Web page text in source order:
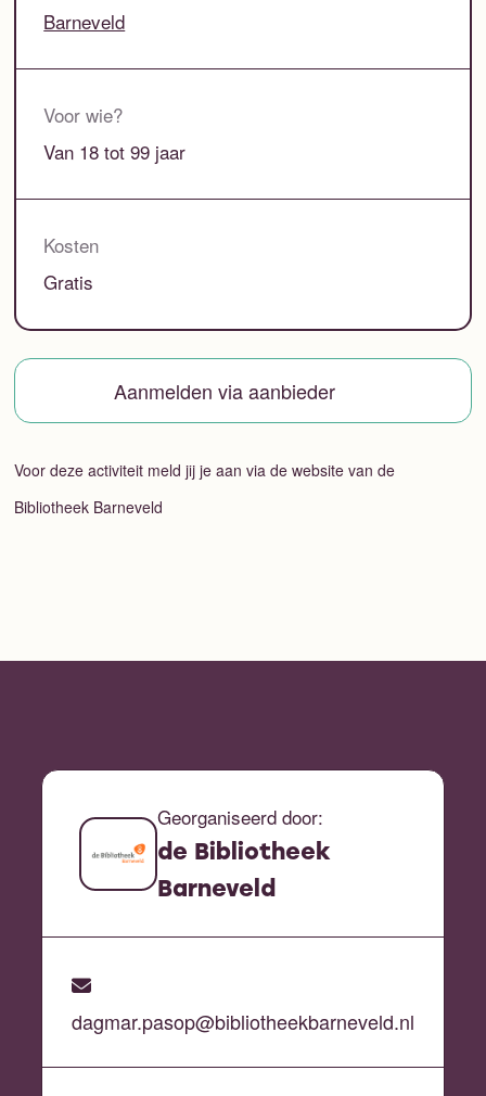
Barneveld
Voor wie?
Van 18 tot 99 jaar
Kosten
Gratis
Aanmelden via aanbieder
Voor deze activiteit meld jij je aan via de website van de
Bibliotheek Barneveld
Georganiseerd door:
de Bibliotheek
Barneveld
dagmar.pasop@bibliotheekbarneveld.nl